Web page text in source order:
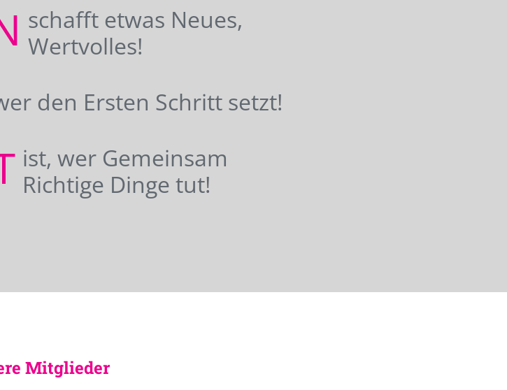
schafft etwas Neues,
Wertvolles!
den Ersten Schritt setzt!
ist, wer Gemeinsam
Richtige Dinge tut!
Mitglieder